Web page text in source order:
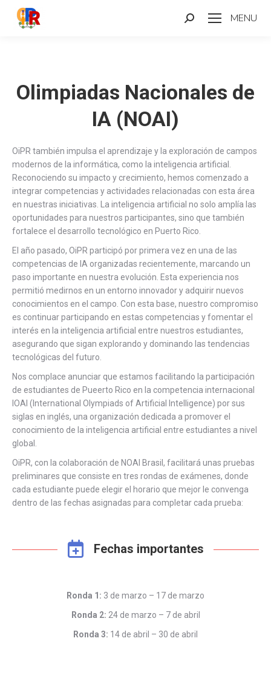
MENU
Search:
Olimpiadas Nacionales de
IA (NOAI)
OiPR también impulsa el aprendizaje y la exploración de campos
modernos de la informática, como la inteligencia artificial.
Reconociendo su impacto y crecimiento, hemos comenzado a
integrar competencias y actividades relacionadas con esta área
en nuestras iniciativas. La inteligencia artificial no solo amplía las
oportunidades para nuestros participantes, sino que también
fortalece el desarrollo tecnológico en Puerto Rico.
El año pasado, OiPR participó por primera vez en una de las
competencias de IA organizadas recientemente, marcando un
paso importante en nuestra evolución. Esta experiencia nos
permitió medirnos en un entorno innovador y adquirir nuevos
conocimientos en el campo. Con esta base, nuestro compromiso
es continuar participando en estas competencias y fomentar el
interés en la inteligencia artificial entre nuestros estudiantes,
asegurando que sigan explorando y dominando las tendencias
tecnológicas del futuro.
Nos complace anunciar que estamos facilitando la participación
de estudiantes de Pueerto Rico en la competencia internacional
IOAI (International Olympiads of Artificial Intelligence) por sus
siglas en inglés, una organización dedicada a promover el
conocimiento de la inteligencia artificial entre estudiantes a nivel
global.
OiPR, con la colaboración de NOAI Brasil, facilitará unas pruebas
preliminares que consiste en tres rondas de exámenes, donde
cada estudiante puede elegir el horario que mejor le convenga
dentro de las fechas asignadas para completar cada prueba:
Fechas importantes
Ronda 1: 3 de marzo – 17 de marzo
Ronda 2: 24 de marzo – 7 de abril
Ronda 3: 14 de abril – 30 de abril